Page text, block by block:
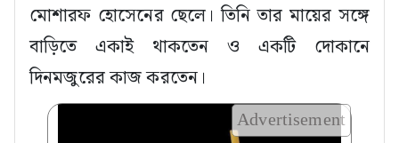
মোশারফ হোসেনের ছেলে। তিনি তার মায়ের সঙ্গে
বাড়িতে একাই থাকতেন ও একটি দোকানে
দিনমজুরের কাজ করতেন।
Advertisement